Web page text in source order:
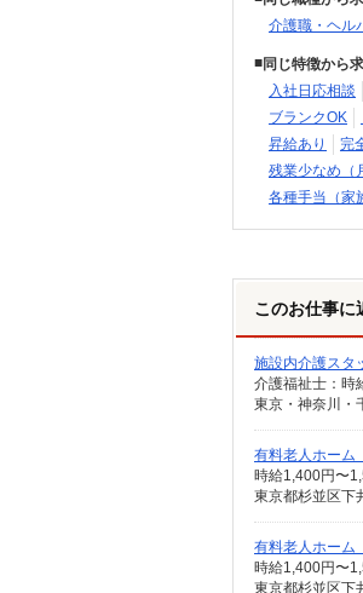
介護職・ヘル
同じ特徴から
入社日応相談
ブランクOK
昇給あり
完
残業少なめ（
各種手当（家
このお仕事に
施設内介護ス
東京・神奈川・
有料老人ホーム
東京都杉並区下
有料老人ホーム
東京都杉並区下